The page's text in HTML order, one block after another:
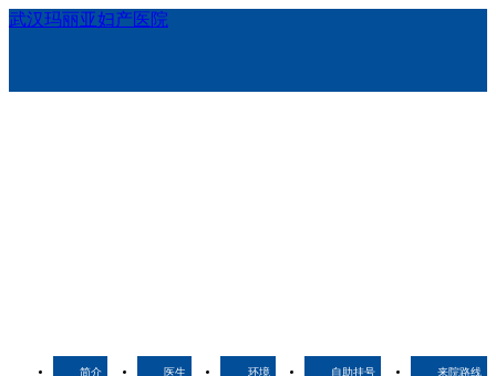
武汉玛丽亚妇产医院
简介 医生 环境 自助挂号 来院路线